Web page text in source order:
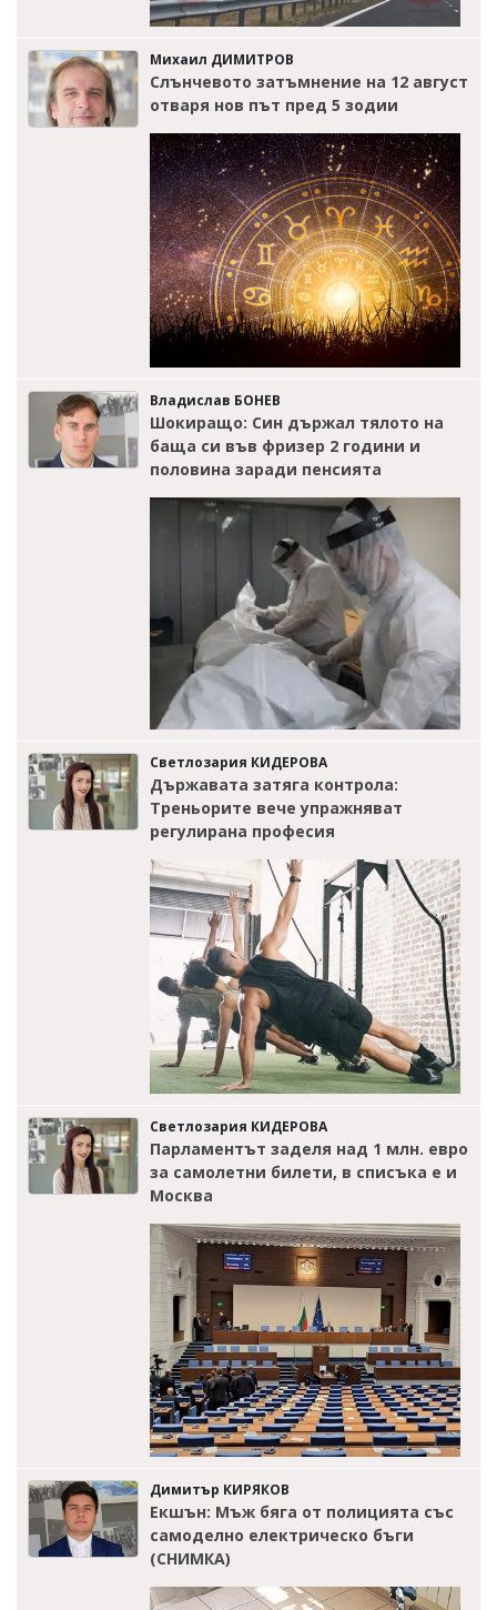
Михаил ДИМИТРОВ
Слънчевото затъмнение на 12 август
отваря нов път пред 5 зодии
Владислав БОНЕВ
Шокиращо: Син държал тялото на
баща си във фризер 2 години и
половина заради пенсията
Светлозария КИДЕРОВА
Държавата затяга контрола:
Треньорите вече упражняват
регулирана професия
Светлозария КИДЕРОВА
Парламентът заделя над 1 млн. евро
за самолетни билети, в списъка е и
Москва
Димитър КИРЯКОВ
Екшън: Мъж бяга от полицията със
самоделно електрическо бъги
(СНИМКА)